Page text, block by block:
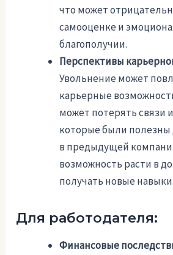
что может
самооценке и
благополучии.
Перспективы
Увольнение может
карьерные
может потерять связи
которые были полезны
в предыдущей
возможность расти в
получать новые навыки.
Для работодателя:
Финансовые